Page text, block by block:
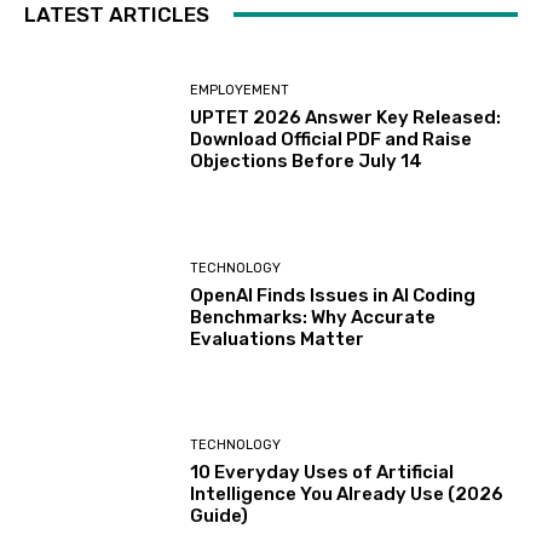
LATEST ARTICLES
EMPLOYEMENT
UPTET 2026 Answer Key Released:
Download Official PDF and Raise
Objections Before July 14
TECHNOLOGY
OpenAI Finds Issues in AI Coding
Benchmarks: Why Accurate
Evaluations Matter
TECHNOLOGY
10 Everyday Uses of Artificial
Intelligence You Already Use (2026
Guide)